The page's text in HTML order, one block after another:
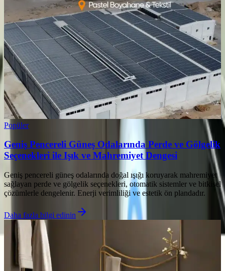
Popüler
Geniş Pencereli Güneş Odalarında Perde ve Gölgelik
Seçenekleri ile Işık ve Mahremiyet Dengesi
Geniş pencereli güneş odalarında doğal ışığı koruyarak mahremiyet
sağlayan perde ve gölgelik seçenekleri, otomatik sistemler ve bitkisel
çözümlerle dengelenir. Enerji verimliliği ve estetik ön plandadır.
Daha fazla bilgi edinin